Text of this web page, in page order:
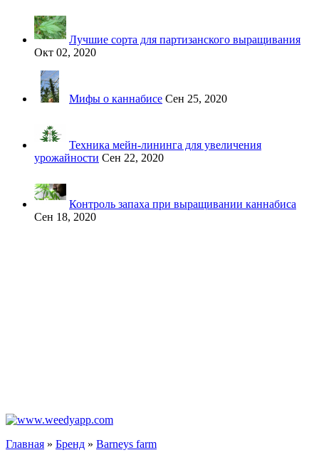
Лучшие сорта для партизанского выращивания
Окт 02, 2020
Мифы о каннабисе Сен 25, 2020
Техника мейн-лининга для увеличения
урожайности Сен 22, 2020
Контроль запаха при выращивании каннабиса
Сен 18, 2020
Главная » Бренд » Barneys farm